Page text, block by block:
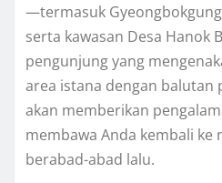
—termasuk
serta kawasan Desa Hanok
pengunjung yang
area istana dengan balutan
akan memberikan
membawa Anda kembali ke
berabad-abad lalu.